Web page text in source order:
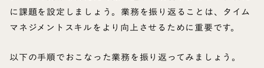
に課題を設定しましょう。業務を振り返ることは、タイム
マネジメントスキルをより向上させるために重要です。
以下の手順でおこなった業務を振り返ってみましょう。